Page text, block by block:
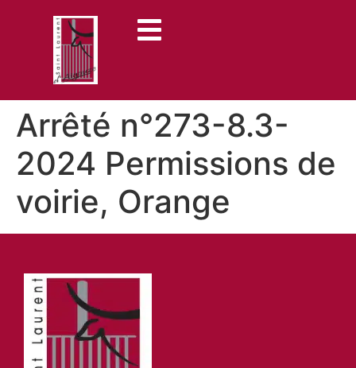
Arrêté n°273-8.3-
2024 Permissions de
voirie, Orange